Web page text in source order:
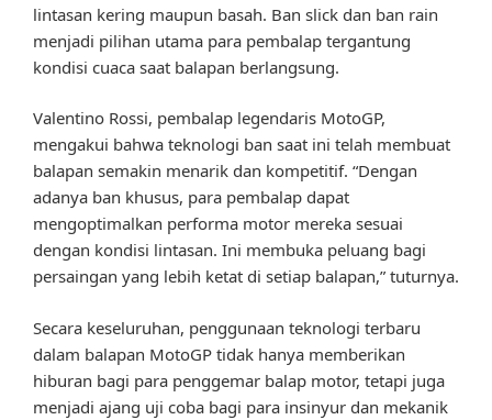
lintasan kering maupun basah. Ban slick dan ban rain
menjadi pilihan utama para pembalap tergantung
kondisi cuaca saat balapan berlangsung.
Valentino Rossi, pembalap legendaris MotoGP,
mengakui bahwa teknologi ban saat ini telah membuat
balapan semakin menarik dan kompetitif. “Dengan
adanya ban khusus, para pembalap dapat
mengoptimalkan performa motor mereka sesuai
dengan kondisi lintasan. Ini membuka peluang bagi
persaingan yang lebih ketat di setiap balapan,” tuturnya.
Secara keseluruhan, penggunaan teknologi terbaru
dalam balapan MotoGP tidak hanya memberikan
hiburan bagi para penggemar balap motor, tetapi juga
menjadi ajang uji coba bagi para insinyur dan mekanik